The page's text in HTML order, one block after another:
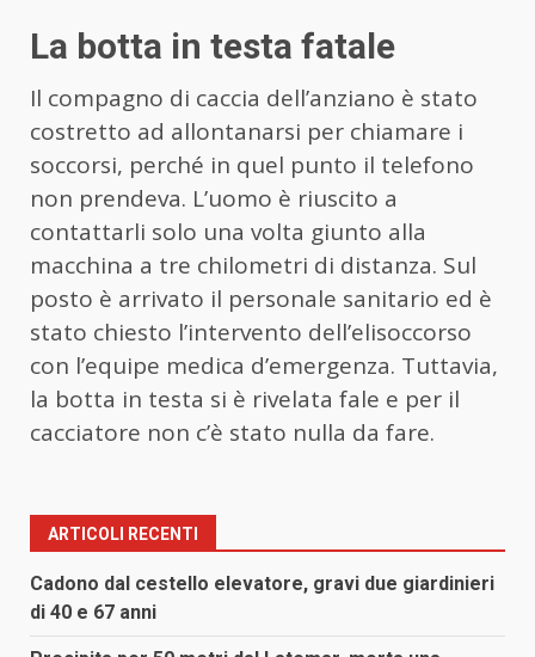
La botta in testa fatale
Il compagno di caccia dell’anziano è stato
costretto ad allontanarsi per chiamare i
soccorsi, perché in quel punto il telefono
non prendeva. L’uomo è riuscito a
contattarli solo una volta giunto alla
macchina a tre chilometri di distanza. Sul
posto è arrivato il personale sanitario ed è
stato chiesto l’intervento dell’elisoccorso
con l’equipe medica d’emergenza. Tuttavia,
la botta in testa si è rivelata fale e per il
cacciatore non c’è stato nulla da fare.
ARTICOLI RECENTI
Cadono dal cestello elevatore, gravi due giardinieri
di 40 e 67 anni